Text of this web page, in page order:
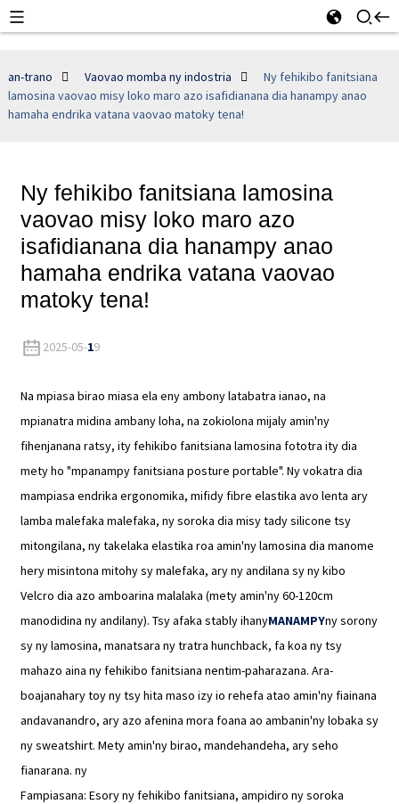
an-trano Vaovao momba ny indostria
Ny fehikibo fanitsiana
lamosina vaovao misy loko maro azo isafidianana dia hanampy anao
hamaha endrika vatana vaovao matoky tena!
Ny fehikibo fanitsiana lamosina
vaovao misy loko maro azo
isafidianana dia hanampy anao
hamaha endrika vatana vaovao
matoky tena!
2025-05-19
Na mpiasa birao miasa ela eny ambony latabatra ianao, na
mpianatra midina ambany loha, na zokiolona mijaly amin'ny
fihenjanana ratsy, ity fehikibo fanitsiana lamosina fototra ity dia
mety ho "mpanampy fanitsiana posture portable". Ny vokatra dia
mampiasa endrika ergonomika, mifidy fibre elastika avo lenta ary
lamba malefaka malefaka, ny soroka dia misy tady silicone tsy
mitongilana, ny takelaka elastika roa amin'ny lamosina dia manome
hery misintona mitohy sy malefaka, ary ny andilana sy ny kibo
Velcro dia azo amboarina malalaka (mety amin'ny 60-120cm
manodidina ny andilany). Tsy afaka stably ihanyMANAMPYny sorony
sy ny lamosina, manatsara ny tratra hunchback, fa koa ny tsy
mahazo aina ny fehikibo fanitsiana nentim-paharazana. Ara-
boajanahary toy ny tsy hita maso izy io rehefa atao amin'ny fiainana
andavanandro, ary azo afenina mora foana ao ambanin'ny lobaka sy
ny sweatshirt. Mety amin'ny birao, mandehandeha, ary seho
fianarana. ny
Fampiasana: Esory ny fehikibo fanitsiana, ampidiro ny soroka